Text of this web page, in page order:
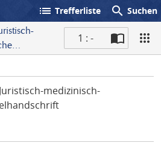
list Trefferliste search Suchen
1 : -
medizinisch-